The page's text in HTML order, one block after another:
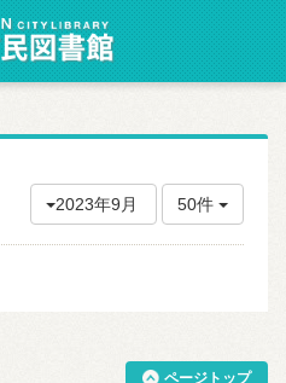
2023年9月 50件
ページトップ